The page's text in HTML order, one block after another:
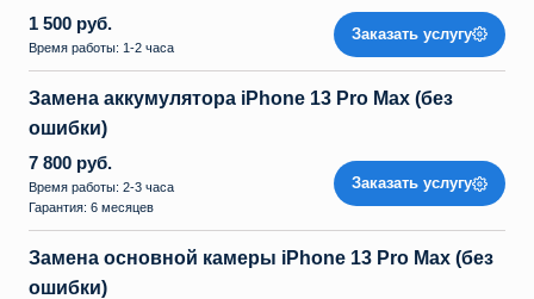
1 500 руб.
Время работы: 1-2 часа
Заказать услугу
Замена аккумулятора iPhone 13 Pro Max (без
ошибки)
7 800 руб.
Время работы: 2-3 часа
Гарантия: 6 месяцев
Заказать услугу
Замена основной камеры iPhone 13 Pro Max (без
ошибки)